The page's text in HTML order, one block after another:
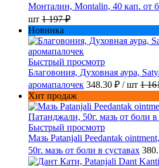
Монталин, Montalin, 40 кап. от
шт 1 197 ₽
Новинка
Быстрый просмотр
Благовония, Духовная аура,
аромапалочек 348.30 ₽ / шт 1
Хит продаж
Быстрый просмотр
Мазь Patanjali Peedantak
50г. мазь от боли в суставах